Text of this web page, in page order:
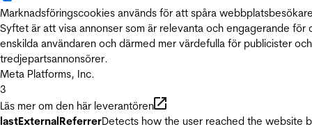
Marknadsföringscookies används för att spåra
Syftet är att visa annonser som är relevanta och engagerande för
enskilda användaren och därmed mer värdefulla för publicister och
tredjepartsannonsörer.
Meta Platforms, Inc.
3
Läs mer om den här leverantören
lastExternalReferrerDetects how the user reached the website